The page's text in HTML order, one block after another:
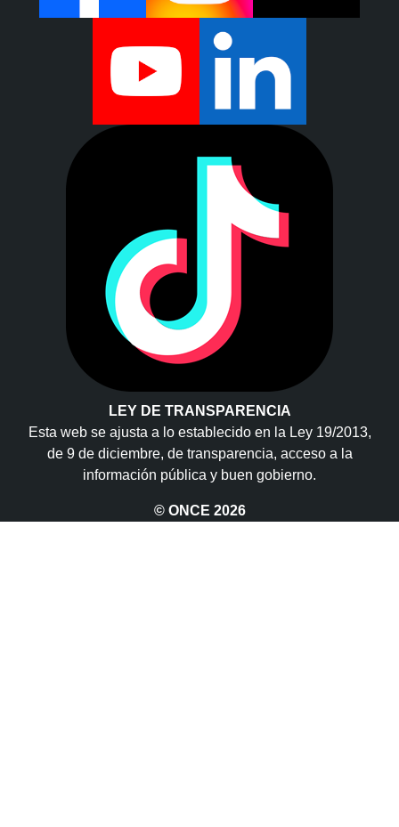
LEY DE TRANSPARENCIA
Esta web se ajusta a lo establecido en la Ley 19/2013,
de 9 de diciembre, de transparencia, acceso a la
información pública y buen gobierno.
© ONCE 2026